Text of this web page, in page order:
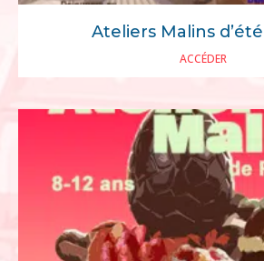
Ateliers Malins d’été
ACCÉDER